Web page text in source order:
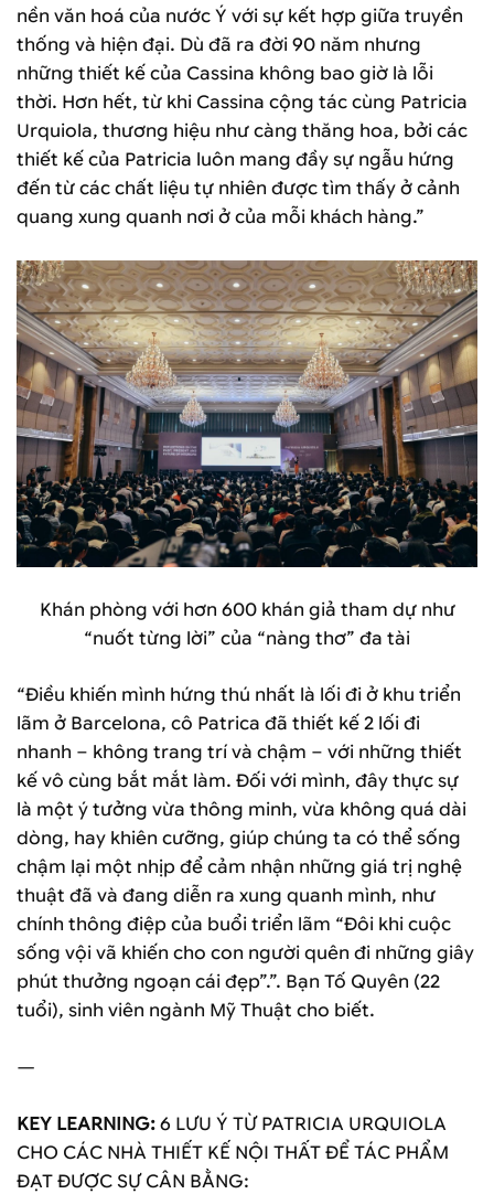
nền văn hoá của nước Ý với sự kết hợp giữa truyền
thống và hiện đại. Dù đã ra đời 90 năm nhưng
những thiết kế của Cassina không bao giờ là lỗi
thời. Hơn hết, từ khi Cassina cộng tác cùng Patricia
Urquiola, thương hiệu như càng thăng hoa, bởi các
thiết kế của Patricia luôn mang đầy sự ngẫu hứng
đến từ các chất liệu tự nhiên được tìm thấy ở cảnh
quang xung quanh nơi ở của mỗi khách hàng.”
Khán phòng với hơn 600 khán giả tham dự như
“nuốt từng lời” của “nàng thơ” đa tài
“Điều khiến mình hứng thú nhất là lối đi ở khu triển
lãm ở Barcelona, cô Patrica đã thiết kế 2 lối đi
nhanh – không trang trí và chậm – với những thiết
kế vô cùng bắt mắt làm. Đối với mình, đây thực sự
là một ý tưởng vừa thông minh, vừa không quá dài
dòng, hay khiên cưỡng, giúp chúng ta có thể sống
chậm lại một nhịp để cảm nhận những giá trị nghệ
thuật đã và đang diễn ra xung quanh mình, như
chính thông điệp của buổi triển lãm “Đôi khi cuộc
sống vội vã khiến cho con người quên đi những giây
phút thưởng ngoạn cái đẹp”.”. Bạn Tố Quyên (22
tuổi), sinh viên ngành Mỹ Thuật cho biết.
—
KEY LEARNING: 6 LƯU Ý TỪ PATRICIA URQUIOLA
CHO CÁC NHÀ THIẾT KẾ NỘI THẤT ĐỂ TÁC PHẨM
ĐẠT ĐƯỢC SỰ CÂN BẰNG: